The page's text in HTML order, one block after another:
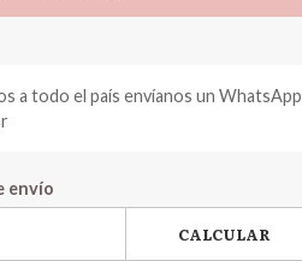
a todo el país envíanos un WhatsApp
envío
CALCULAR